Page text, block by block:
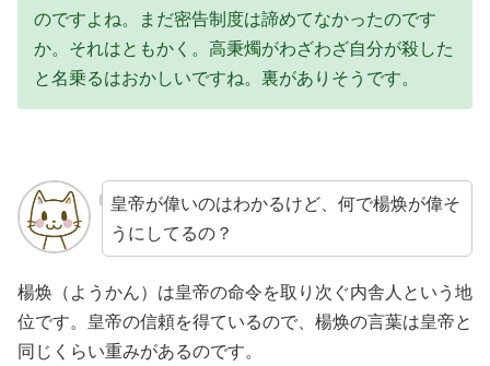
のですよね。まだ密告制度は諦めてなかったのです
か。それはともかく。高秉燭がわざわざ自分が殺した
と名乗るはおかしいですね。裏がありそうです。
皇帝が偉いのはわかるけど、何で楊焕が偉そ
うにしてるの？
楊焕（ようかん）は皇帝の命令を取り次ぐ内舎人という地
位です。皇帝の信頼を得ているので、楊焕の言葉は皇帝と
同じくらい重みがあるのです。